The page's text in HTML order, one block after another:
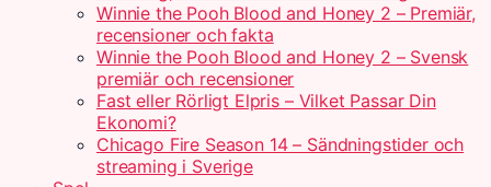
Winnie the Pooh Blood and Honey 2 – Premiär,
recensioner och fakta
Winnie the Pooh Blood and Honey 2 – Svensk
premiär och recensioner
Fast eller Rörligt Elpris – Vilket Passar Din
Ekonomi?
Chicago Fire Season 14 – Sändningstider och
streaming i Sverige